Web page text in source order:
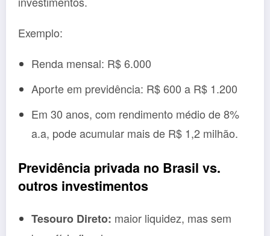
Exemplo:
Renda mensal: R$ 6.000
Aporte em previdência: R$ 600 a R$ 1.200
Em 30 anos, com rendimento médio de 8%
a.a, pode acumular mais de R$ 1,2 milhão.
Previdência privada no Brasil vs.
outros investimentos
Tesouro Direto: maior liquidez, mas sem